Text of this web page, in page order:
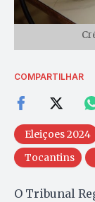
COMPARTILHAR
Eleiçoes 2024
Tocantins
O Tribunal